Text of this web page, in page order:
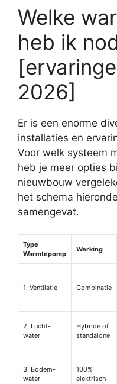
Welke
heb ik
2026]
Er is een enorme
installaties en
Voor welk systeem
heb je meer opties
nieuwbouw
het schema
samengevat.
Type
Warmtepomp
Werking
1. Ventilatie Combinatie
2. Lucht-
water
Hybride of
standalone
3. Bodem-
water
100%
elektrisch